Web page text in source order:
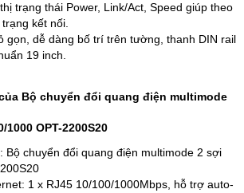
trạng thái Power, Link/Act, Speed giúp theo
kết nối.
gọn, dễ dàng bố trí trên tường, thanh DIN rail
19 inch.
Bộ chuyển đổi quang điện multimode
OPT-2200S20
Bộ chuyển đổi quang điện multimode 2 sợi
1 x RJ45 10/100/1000Mbps, hỗ trợ auto-